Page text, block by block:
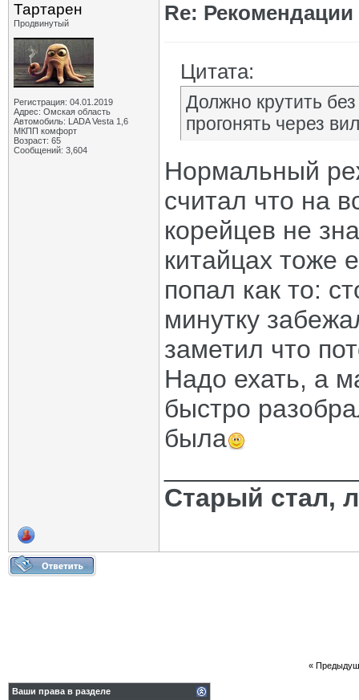
Тартарен
Продвинутый
Регистрация: 04.01.2019
Адрес: Омская область
Автомобиль: LADA Vesta 1,6
МКПП комфорт
Возраст: 65
Сообщений: 3,604
Re:
Цитата:
Должно крутить
прогонять через
Нормальный
считал что на
корейцев не
китайцах тоже
попал как то:
минутку
заметил что
Надо ехать, а
быстро
была
Старый стал,
«
Ваши права в разделе